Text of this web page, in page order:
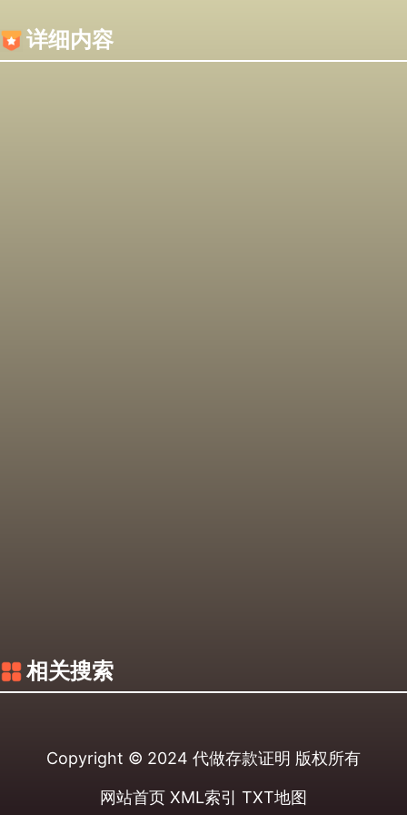
详细内容
相关搜索
Copyright © 2024 代做存款证明 版权所有
网站首页 XML索引 TXT地图